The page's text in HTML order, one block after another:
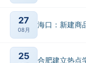
27
08月
海口：新建商
25 合肥建立热点